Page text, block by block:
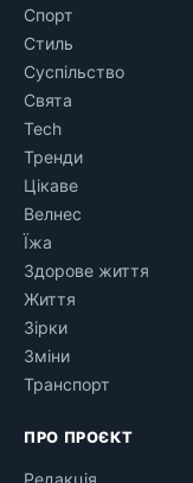
Спорт
Стиль
Суспільство
Свята
Tech
Тренди
Цікаве
Велнес
Їжа
Здорове життя
Життя
Зірки
Зміни
Транспорт
ПРО ПРОЄКТ
Редакція